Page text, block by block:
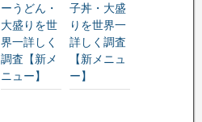
ーうどん・
大盛りを世
界一詳しく
調査【新メ
ニュー】
子丼・大盛
りを世界一
詳しく調査
【新メニュ
ー】